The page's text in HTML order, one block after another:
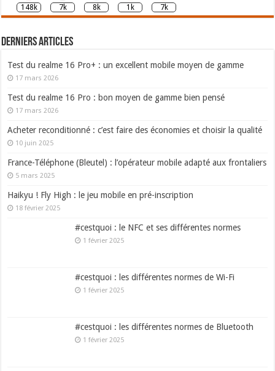
148k 7k 8k 1k 7k
Derniers articles
Test du realme 16 Pro+ : un excellent mobile moyen de gamme
17 mars 2026
Test du realme 16 Pro : bon moyen de gamme bien pensé
17 mars 2026
Acheter reconditionné : c’est faire des économies et choisir la qualité
10 juin 2025
France-Téléphone (Bleutel) : l’opérateur mobile adapté aux frontaliers
5 mars 2025
Haikyu ! Fly High : le jeu mobile en pré-inscription
18 février 2025
#cestquoi : le NFC et ses différentes normes
1 février 2025
#cestquoi : les différentes normes de Wi-Fi
1 février 2025
#cestquoi : les différentes normes de Bluetooth
1 février 2025